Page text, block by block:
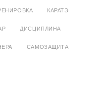
КАРАТЭ
ДИСЦИПЛИНА
САМОЗАЩИТА